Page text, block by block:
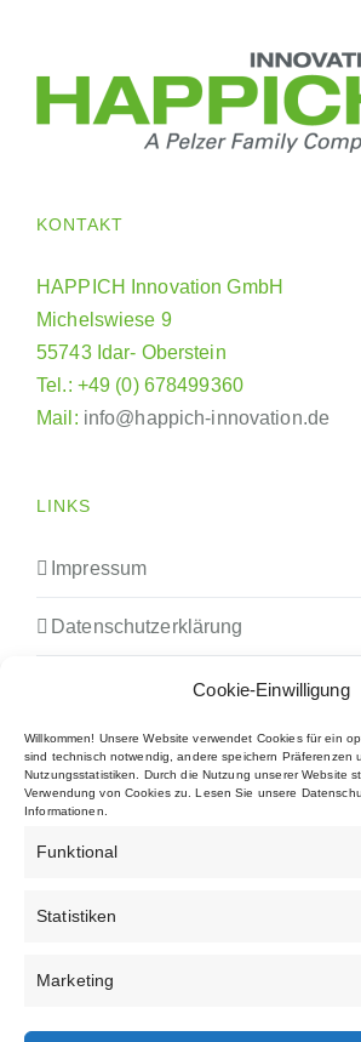
Cookie-Einwilligung
Willkommen! Unsere Website verwendet Cookies für ein
sind technisch notwendig, andere speichern Präferenzen
Nutzungsstatistiken. Durch die Nutzung unserer Website
Verwendung von Cookies zu. Lesen Sie unsere
Informationen.
Funktional
Statistiken
Marketing
KONTAKT
HAPPICH Innovation GmbH
Michelswiese 9
55743 Idar- Oberstein
Tel.: +49 (0) 678499360
Mail: info@happich-innovation.de
LINKS
Impressum
Datenschutzerklärung
FAQs
Cookie Policy (EU)